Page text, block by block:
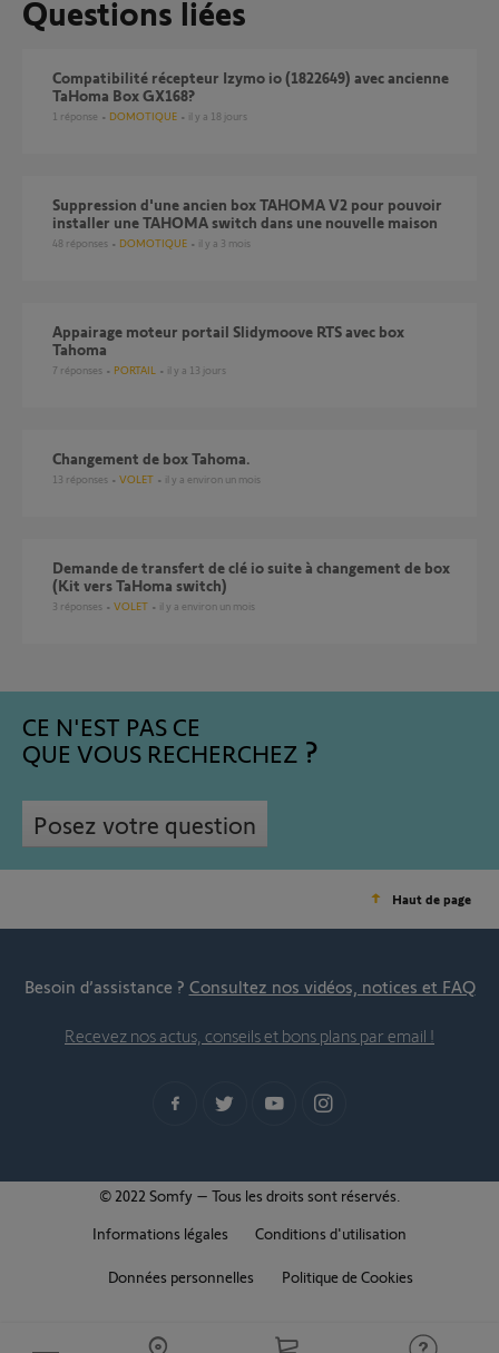
Questions liées
Compatibilité récepteur Izymo io (1822649) avec ancienne
TaHoma Box GX168?
1 réponse DOMOTIQUE il y a 18 jours
Suppression d'une ancien box TAHOMA V2 pour pouvoir
installer une TAHOMA switch dans une nouvelle maison
48 réponses DOMOTIQUE il y a 3 mois
Appairage moteur portail Slidymoove RTS avec box
Tahoma
7 réponses PORTAIL il y a 13 jours
Changement de box Tahoma.
13 réponses VOLET il y a environ un mois
Demande de transfert de clé io suite à changement de box
(Kit vers TaHoma switch)
3 réponses VOLET il y a environ un mois
CE N'EST PAS CE
QUE VOUS RECHERCHEZ
Posez votre question
Haut de page
Besoin d’assistance ? Consultez nos vidéos, notices et FAQ
Recevez nos actus, conseils et bons plans par email !
© 2022 Somfy – Tous les droits sont réservés.
Informations légales
Conditions d'utilisation
Données personnelles Politique de Cookies